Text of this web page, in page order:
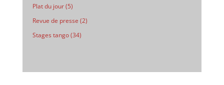
Plat du jour(5)
Revue de presse (2)
Stages tango(34)